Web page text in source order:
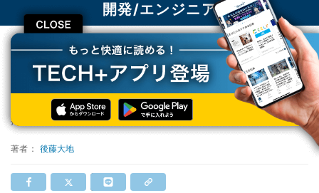
CLOSE
開発/エンジニア
TECH+ 企業IT 開発/エンジニア LinuxでVi/Vimを使うべき10の理由
LinuxでVi/Vimを使うべき10の理由
掲載日 2017/04/22 16:00
著者： 後藤大地